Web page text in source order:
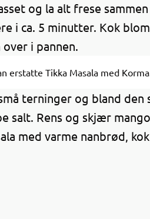
og la alt frese
i ca. 5 minutter. Kok
i pannen.
erstatte Tikka Masala med
terninger og bland den
salt. Rens og skjær
med varme nanbrød,